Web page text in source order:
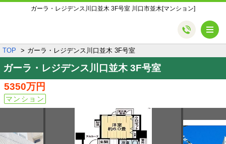
ガーラ・レジデンス川口並木 3F号室 川口市並木[マンション]
TOP ガーラ・レジデンス川口並木 3F号室
ガーラ・レジデンス川口並木 3F号室
5350万円
マンション